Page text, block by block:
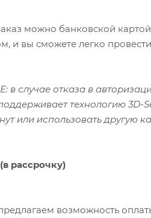
можно банковской
и вы сможете легко
случае отказа в
технологию 3D-
или использовать другую
рассрочку)
возможность